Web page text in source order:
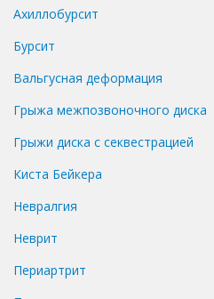
Ахиллобурсит
Бурсит
Вальгусная деформация
Грыжа межпозвоночного диска
Грыжи диска с секвестрацией
Киста Бейкера
Невралгия
Неврит
Периартрит